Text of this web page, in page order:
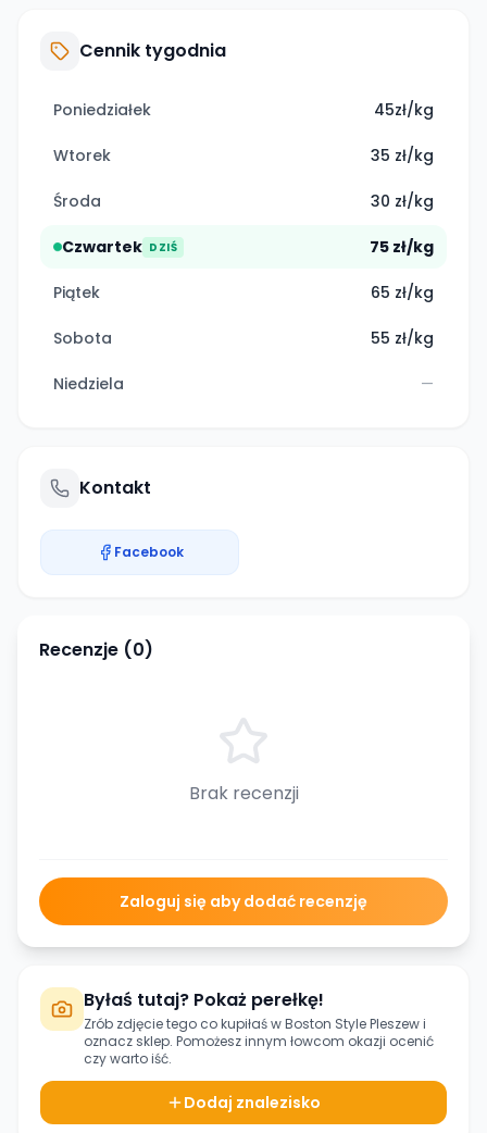
Cennik tygodnia
Poniedziałek 45zł/kg
Wtorek 35 zł/kg
Środa 30 zł/kg
Czwartek DZIŚ 75 zł/kg
Piątek 65 zł/kg
Sobota 55 zł/kg
Niedziela —
Kontakt
Facebook
Recenzje (0)
Brak recenzji
Zaloguj się aby dodać recenzję
Byłaś tutaj? Pokaż perełkę!
Zrób zdjęcie tego co kupiłaś wBoston Style Pleszewi
oznacz sklep. Pomożesz innym łowcom okazji ocenić
czy warto iść.
Dodaj znalezisko